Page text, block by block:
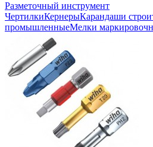
Разметочный инструмент
ЧертилкиКернерыКарандаши
промышленныеМелки